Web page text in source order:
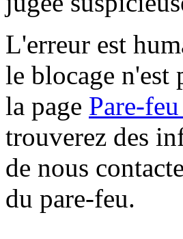
L'erreur est
le blocage n'est
la page Pare-
trouverez des
de nous
du pare-feu.